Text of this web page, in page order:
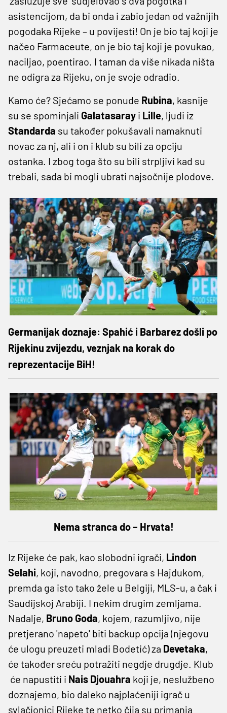
asistencijom, da bi onda i zabio jedan od važnijih
pogodaka Rijeke – u povijesti! On je bio taj koji je
načeo Farmaceute, on je bio taj koji je povukao,
naciljao, poentirao. I taman da više nikada ništa
ne odigra za Rijeku, on je svoje odradio.
Kamo će? Sjećamo se ponude Rubina, kasnije
su se spominjali Galatasaray i Lille, ljudi iz
Standarda su također pokušavali namaknuti
novac za nj, ali i on i klub su bili za opciju
ostanka. I zbog toga što su bili strpljivi kad su
trebali, sada bi mogli ubrati najsočnije plodove.
Germanijak doznaje: Spahić i Barbarez došli po
Rijekinu zvijezdu, veznjak na korak do
reprezentacije BiH!
Nema stranca do – Hrvata!
Iz Rijeke će pak, kao slobodni igrači, Lindon
Selahi, koji, navodno, pregovara s Hajdukom,
premda ga isto tako žele u Belgiji, MLS-u, a čak i
Saudijskoj Arabiji. I nekim drugim zemljama.
Nadalje, Bruno Goda, kojem, razumljivo, nije
pretjerano 'napeto' biti backup opcija (njegovu
će ulogu preuzeti mladi Bodetić) za Devetaka,
će također sreću potražiti negdje drugdje. Klub
će napustiti i Nais Djouahra koji je, neslužbeno
doznajemo, bio daleko najplaćeniji igrač u
svlačionici Rijeke te netko čija su primanja